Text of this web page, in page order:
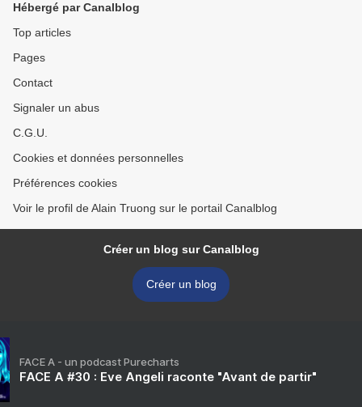
Hébergé par Canalblog
Top articles
Pages
Contact
Signaler un abus
C.G.U.
Cookies et données personnelles
Préférences cookies
Voir le profil de Alain Truong sur le portail Canalblog
Créer un blog sur Canalblog
Créer un blog
FACE A - un podcast Purecharts
FACE A #30 : Eve Angeli raconte "Avant de partir"